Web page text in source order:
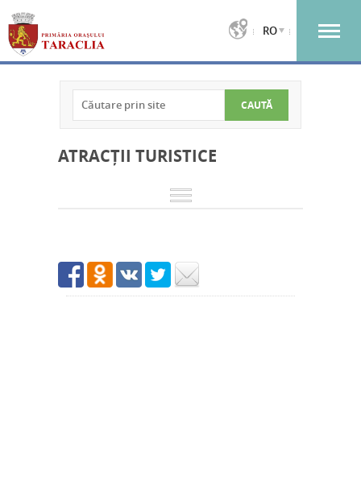
RO
ATRACȚII TURISTICE